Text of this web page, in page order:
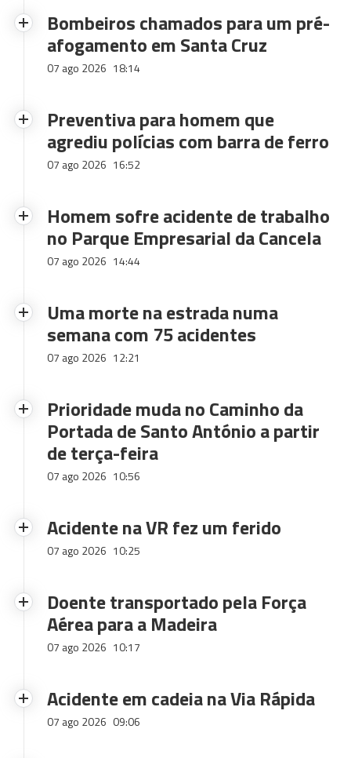
Bombeiros chamados para um pré-
afogamento em Santa Cruz
07 ago 2026 18:14
Preventiva para homem que
agrediu polícias com barra de ferro
07 ago 2026 16:52
Homem sofre acidente de trabalho
no Parque Empresarial da Cancela
07 ago 2026 14:44
Uma morte na estrada numa
semana com 75 acidentes
07 ago 2026 12:21
Prioridade muda no Caminho da
Portada de Santo António a partir
de terça-feira
07 ago 2026 10:56
Acidente na VR fez um ferido
07 ago 2026 10:25
Doente transportado pela Força
Aérea para a Madeira
07 ago 2026 10:17
Acidente em cadeia na Via Rápida
07 ago 2026 09:06